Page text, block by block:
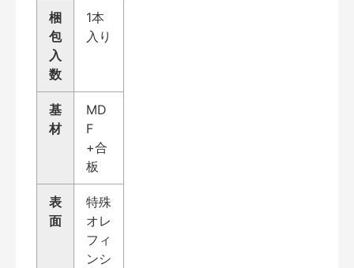
梱
包
入
数
1本
入り
基
材
MD
F
+合
板
表
面
特殊
オレ
フィ
ンシ